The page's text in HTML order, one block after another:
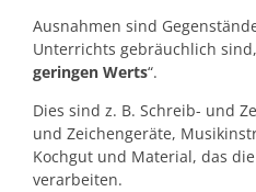
Ausnahmen sind
Unterrichts gebräuchlich
geringen Werts“.
Dies sind z. B. Schreib- und
und Zeichengeräte,
Kochgut und Material, das
verarbeiten.